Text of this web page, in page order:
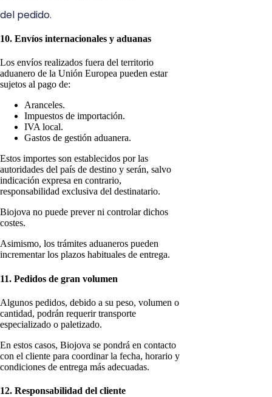
del pedido.
10. Envíos internacionales y aduanas
Los envíos realizados fuera del territorio
aduanero de la Unión Europea pueden estar
sujetos al pago de:
Aranceles.
Impuestos de importación.
IVA local.
Gastos de gestión aduanera.
Estos importes son establecidos por las
autoridades del país de destino y serán, salvo
indicación expresa en contrario,
responsabilidad exclusiva del destinatario.
Biojova no puede prever ni controlar dichos
costes.
Asimismo, los trámites aduaneros pueden
incrementar los plazos habituales de entrega.
11. Pedidos de gran volumen
Algunos pedidos, debido a su peso, volumen o
cantidad, podrán requerir transporte
especializado o paletizado.
En estos casos, Biojova se pondrá en contacto
con el cliente para coordinar la fecha, horario y
condiciones de entrega más adecuadas.
12. Responsabilidad del cliente